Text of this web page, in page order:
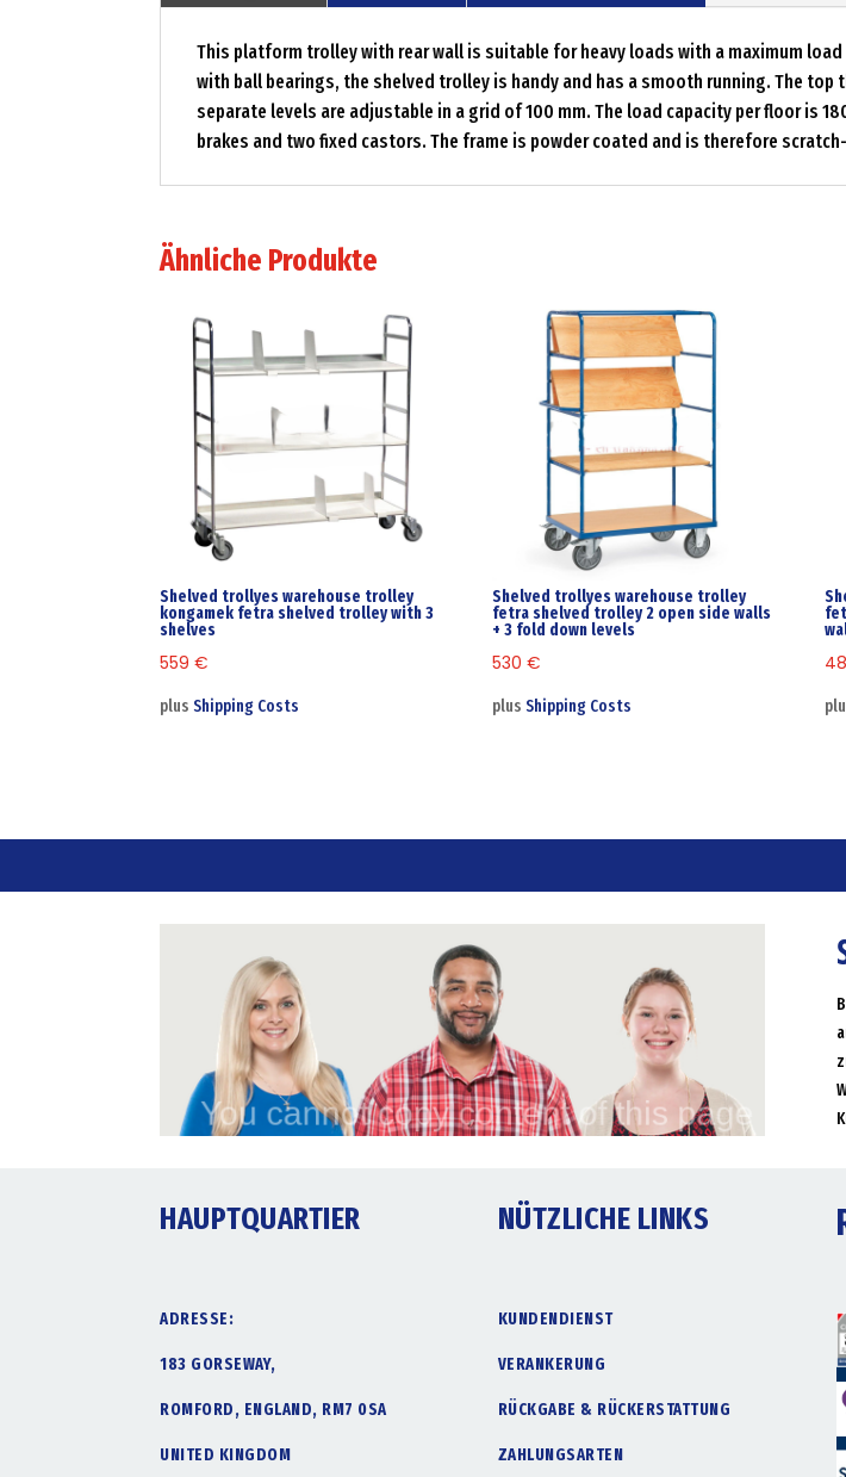
This platform trolley with rear wall is suitable for heavy loads with a maximum
with ball bearings, the shelved trolley is handy and has a smooth running. The
separate levels are adjustable in a grid of 100 mm. The load capacity per floor is
brakes and two fixed castors. The frame is powder coated and is therefore
Ähnliche Produkte
Shelved trollyes warehouse trolley
kongamek fetra shelved trolley with 3
shelves
559€
plusShipping Costs
Shelved trollyes warehouse trolley
fetra shelved trolley 2 open side walls
+ 3 fold down levels
530€
plusShipping Costs
HAUPTQUARTIER
ADRESSE:
183 GORSEWAY,
ROMFORD, ENGLAND, RM7 0SA
UNITED KINGDOM
NÜTZLICHE LINKS
KUNDENDIENST
VERANKERUNG
RÜCKGABE & RÜCKERSTATTUNG
ZAHLUNGSARTEN